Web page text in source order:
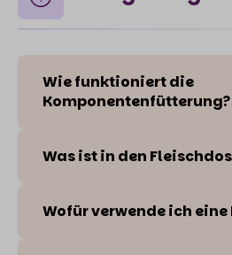
Wie funktioniert die
Komponentenfütterung?
Was ist in den
Wofür verwende ich eine